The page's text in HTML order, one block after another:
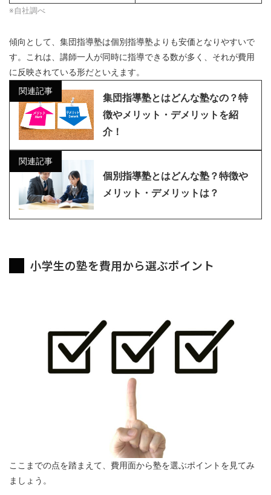
※自社調べ
傾向として、集団指導塾は個別指導塾よりも安価となりやすいで
す。これは、講師一人が同時に指導できる数が多く、それが費用
に反映されている形だといえます。
関連記事
集団指導塾とはどんな塾なの？特
徴やメリット・デメリットを紹
介！
関連記事
個別指導塾とはどんな塾？特徴や
メリット・デメリットは？
小学生の塾を費用から選ぶポイント
ここまでの点を踏まえて、費用面から塾を選ぶポイントを見てみ
ましょう。